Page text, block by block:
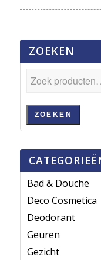
ZOEKEN
ZOEKEN
Bad & Douche
Deco Cosmetica
Deodorant
Geuren
Gezicht